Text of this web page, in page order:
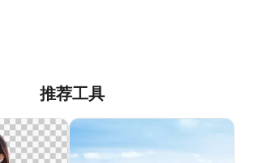
推荐工具